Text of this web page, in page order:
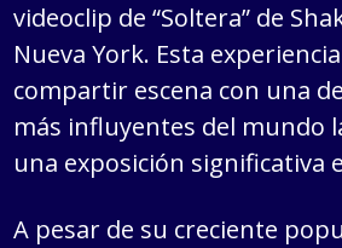
videoclip de “Soltera” de
Nueva York. Esta
compartir escena con una
más influyentes del mundo
una exposición significativa
A pesar de su creciente